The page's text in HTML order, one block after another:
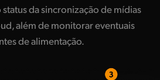
da sincronização de mídias
além de monitorar eventuais
de alimentação.